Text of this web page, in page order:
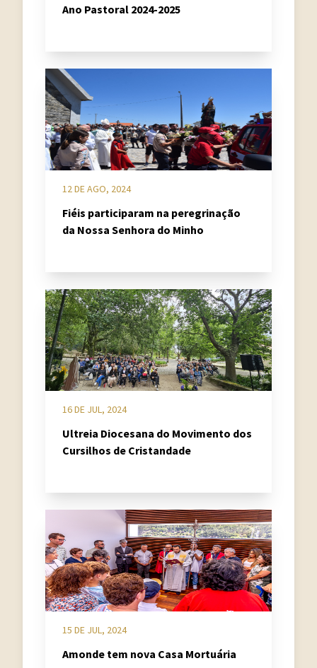
Ano Pastoral 2024-2025
12 DE AGO, 2024
Fiéis participaram na peregrinação
da Nossa Senhora do Minho
16 DE JUL, 2024
Ultreia Diocesana do Movimento dos
Cursilhos de Cristandade
15 DE JUL, 2024
Amonde tem nova Casa Mortuária